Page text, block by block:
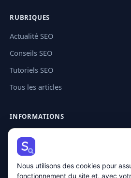
RUBRIQUES
Actualité SEO
Conseils SEO
Tutoriels SEO
Tous les articles
INFORMATIONS
Contact
Plan de site
Mentions légales
Nous utilisons des cookies pour
fonctionnement du site et, avec